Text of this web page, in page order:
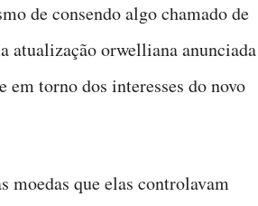
de consendo algo chamado de
atualização orwelliana anunciada
torno dos interesses do novo
moedas que elas controlavam